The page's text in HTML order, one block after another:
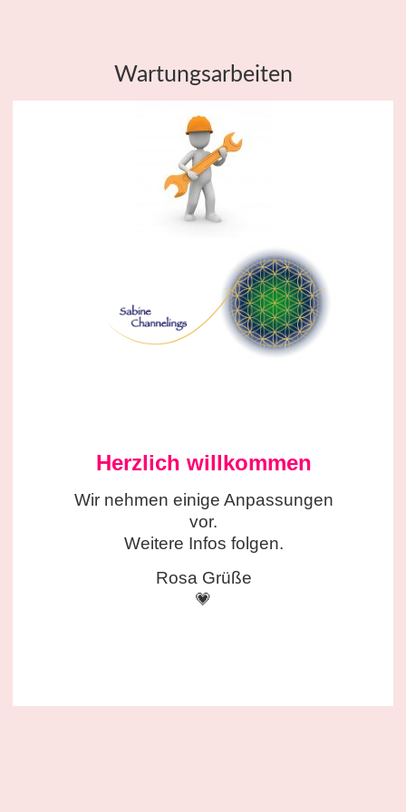
Wartungsarbeiten
Herzlich willkommen
Wir nehmen einige Anpassungen
vor.
Weitere Infos folgen.
Rosa Grüße
💗